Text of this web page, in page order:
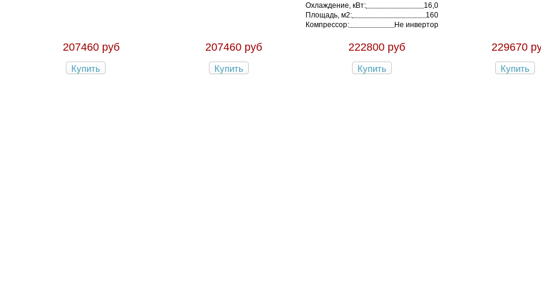
207460 руб
Купить
207460 руб
Купить
Охлаждение, кВт:
16,0
Площадь, м2:
160
Компрессор:
Не инвертор
222800 руб
Купить
229670
Купить